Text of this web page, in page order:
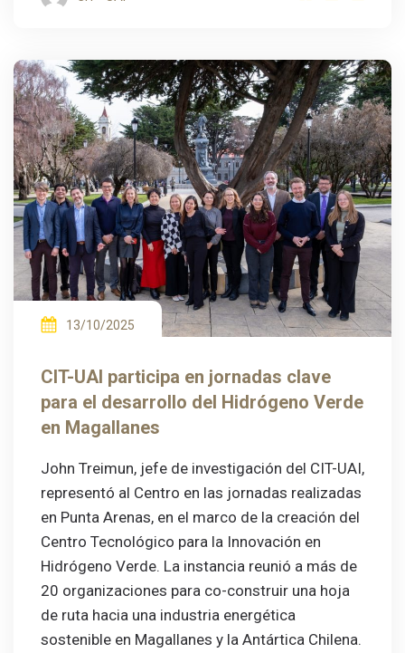
13/10/2025
CIT-UAI participa en jornadas clave
para el desarrollo del Hidrógeno Verde
en Magallanes
John Treimun, jefe de investigación del CIT-UAI,
representó al Centro en las jornadas realizadas
en Punta Arenas, en el marco de la creación del
Centro Tecnológico para la Innovación en
Hidrógeno Verde. La instancia reunió a más de
20 organizaciones para co-construir una hoja
de ruta hacia una industria energética
sostenible en Magallanes y la Antártica Chilena.